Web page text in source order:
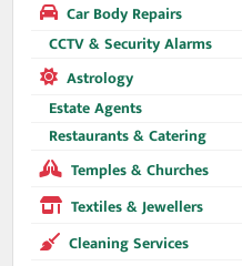
Car Body Repairs
CCTV & Security Alarms
Astrology
Estate Agents
Restaurants & Catering
Temples & Churches
Textiles & Jewellers
Cleaning Services